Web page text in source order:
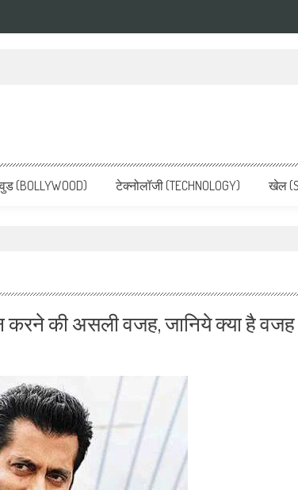
भयंकर बेइज्जती, बीच डिबेट में पात्रा ने शोएब और रहमानी से हाथ
News in Hindi, Breaking
दुनिया की ताजा ख़बरें
(BOLLYWOOD) टेक्नोलॉजी (TECHNOLOGY) खेल
की असली वजह, जानिये क्या है वजह